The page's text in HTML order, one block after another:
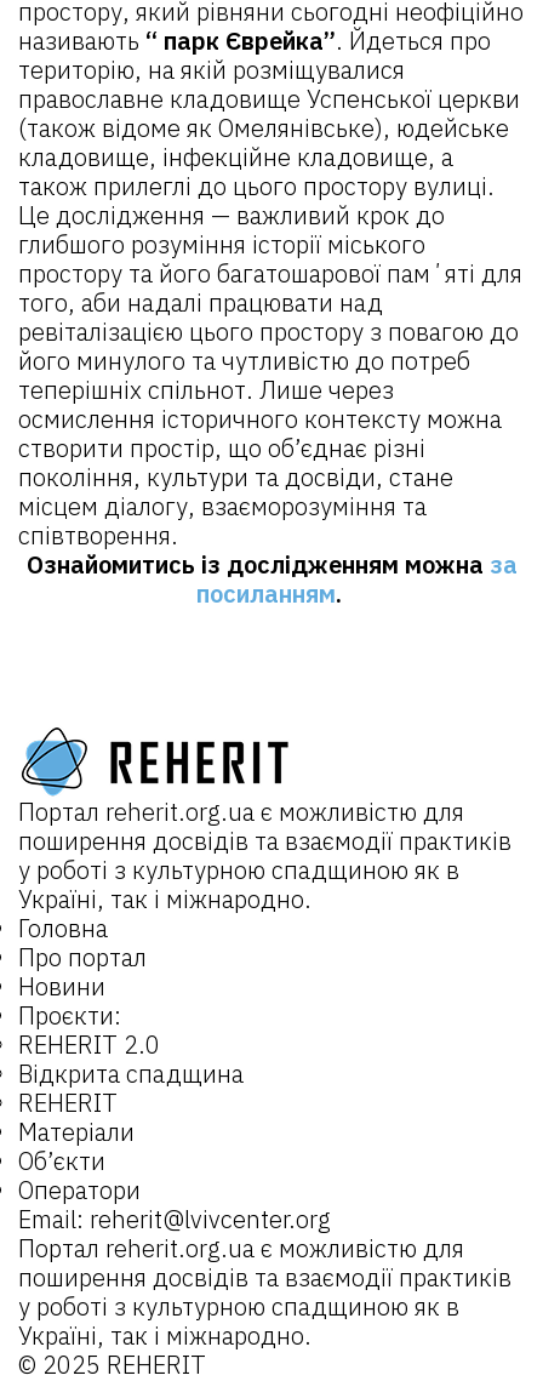
простору, який рівняни сьогодні неофіційно
називають “ парк Єврейка”. Йдеться про
територію, на якій розміщувалися
православне кладовище Успенської церкви
(також відоме як Омелянівське), юдейське
кладовище, інфекційне кладовище, а
також прилеглі до цього простору вулиці.
Це дослідження — важливий крок до
глибшого розуміння історії міського
простору та його багатошарової памʼяті для
того, аби надалі працювати над
ревіталізацією цього простору з повагою до
його минулого та чутливістю до потреб
теперішніх спільнот. Лише через
осмислення історичного контексту можна
створити простір, що об’єднає різні
покоління, культури та досвіди, стане
місцем діалогу, взаєморозуміння та
співтворення.
Ознайомитись із дослідженням можна за
посиланням.
Портал reherit.org.uaє можливістю для
поширення досвідів та взаємодії практиків
у роботі з культурною спадщиною як в
Україні, так і міжнародно.
Головна
Про портал
Новини
Проєкти:
REHERIT 2.0
Відкрита спадщина
REHERIT
Матеріали
Об’єкти
Оператори
Email: reherit@lvivcenter.org
Портал reherit.org.uaє можливістю для
поширення досвідів та взаємодії практиків
у роботі з культурною спадщиною як в
Україні, так і міжнародно.
© 2025 REHERIT